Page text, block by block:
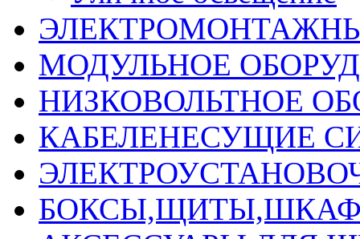
МОДУЛЬНОЕ
НИЗКОВОЛЬТНОЕ
КАБЕЛЕНЕСУЩИЕ